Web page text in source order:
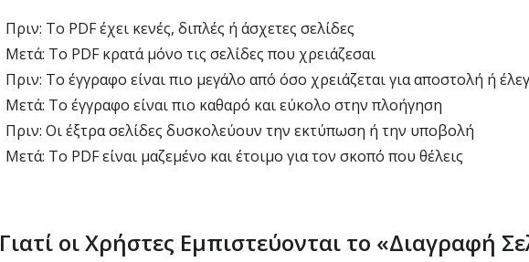
Πριν: Το PDF έχει κενές, διπλές ή άσχετες σελίδες
Μετά: Το PDF κρατά μόνο τις σελίδες που χρειάζεσαι
Πριν: Το έγγραφο είναι πιο μεγάλο από όσο χρειάζεται για αποστολή ή
Μετά: Το έγγραφο είναι πιο καθαρό και εύκολο στην πλοήγηση
Πριν: Οι έξτρα σελίδες δυσκολεύουν την εκτύπωση ή την υποβολή
Μετά: Το PDF είναι μαζεμένο και έτοιμο για τον σκοπό που θέλεις
Γιατί οι Χρήστες Εμπιστεύονται το «Διαγραφή